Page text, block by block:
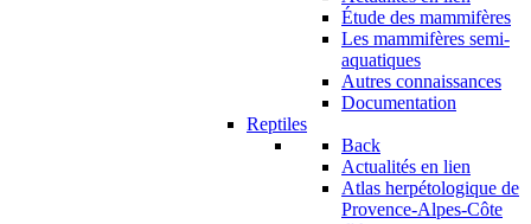
Étude des mammifères
Les mammifères semi-
aquatiques
Autres connaissances
Documentation
Reptiles
Back
Actualités en lien
Atlas herpétologique de
Provence-Alpes-Côte